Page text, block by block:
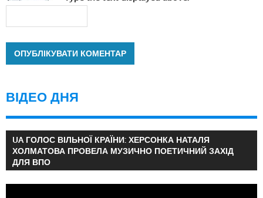
ВІДЕО ДНЯ
UA ГОЛОС ВІЛЬНОЇ КРАЇНИ: ХЕРСОНКА НАТАЛЯ
ХОЛМАТОВА ПРОВЕЛА МУЗИЧНО ПОЕТИЧНИЙ ЗАХІД
ДЛЯ ВПО